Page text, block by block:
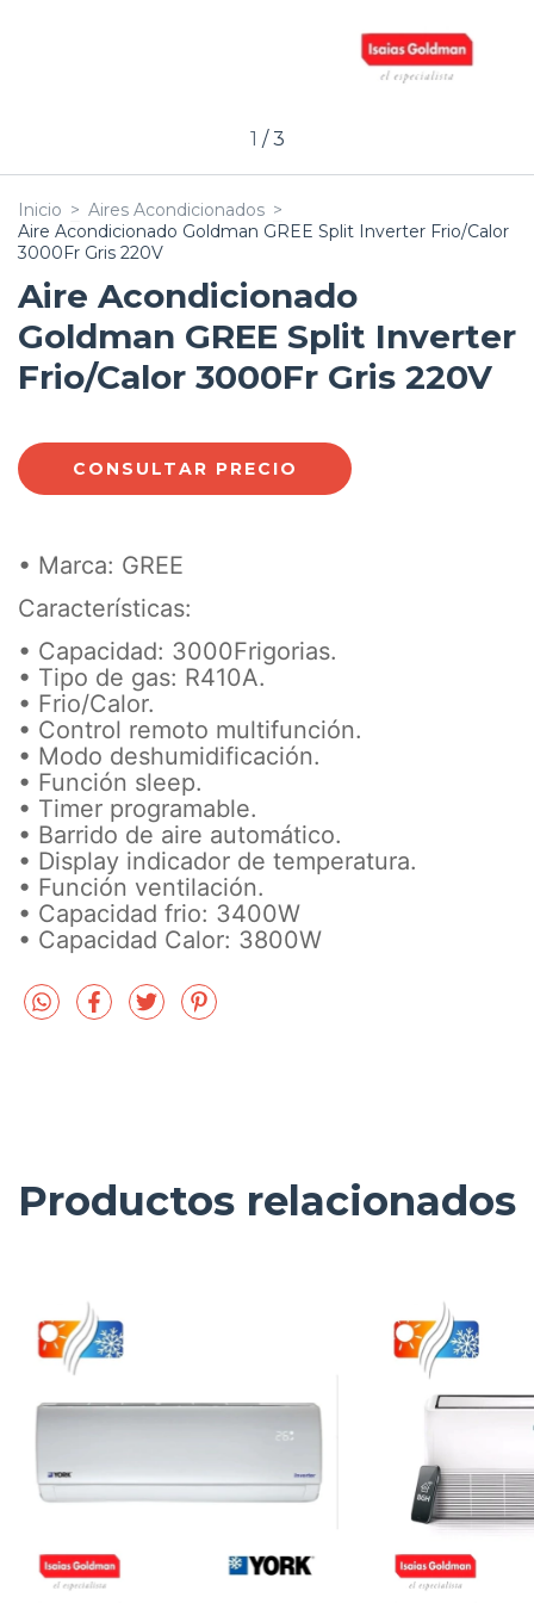
1 /3
Inicio > Aires Acondicionados >
Aire Acondicionado Goldman GREE Split Inverter Frio/Calor
3000Fr Gris 220V
Aire Acondicionado
Goldman GREE Split Inverter
Frio/Calor 3000Fr Gris 220V
• Marca: GREE
Características:
• Capacidad: 3000Frigorias.
• Tipo de gas: R410A.
• Frio/Calor.
• Control remoto multifunción.
• Modo deshumidificación.
• Función sleep.
• Timer programable.
• Barrido de aire automático.
• Display indicador de temperatura.
• Función ventilación.
• Capacidad frio: 3400W
• Capacidad Calor: 3800W
Productos relacionados